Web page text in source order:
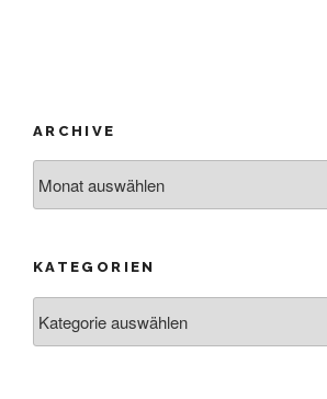
ARCHIVE
KATEGORIEN